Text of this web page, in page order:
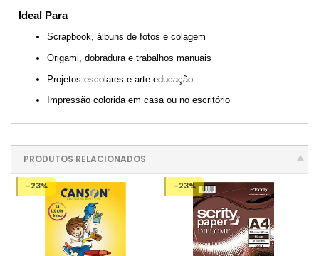
Ideal Para
Scrapbook, álbuns de fotos e colagem
Origami, dobradura e trabalhos manuais
Projetos escolares e arte-educação
Impressão colorida em casa ou no escritório
PRODUTOS RELACIONADOS
-23% -23%